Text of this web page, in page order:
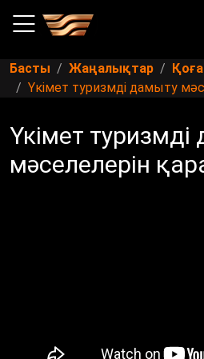
Басты Жаңалықтар
Үкімет туризмді дамыту
Үкімет
мәселелерін